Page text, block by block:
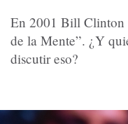
En 2001 Bill Clinton
de la Mente”. ¿Y
discutir eso?